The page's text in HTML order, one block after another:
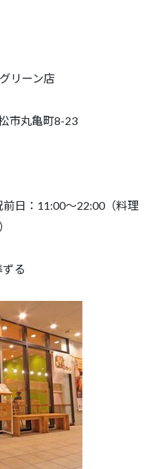
リーン店
市丸亀町8-23
日：11:00〜22:00（料理
る